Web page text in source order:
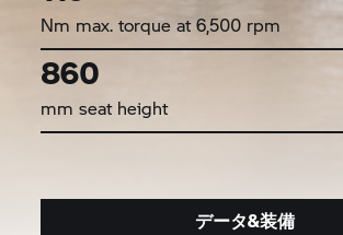
Nm max. torque at 6,500 rpm
860
mm seat height
データ&装備